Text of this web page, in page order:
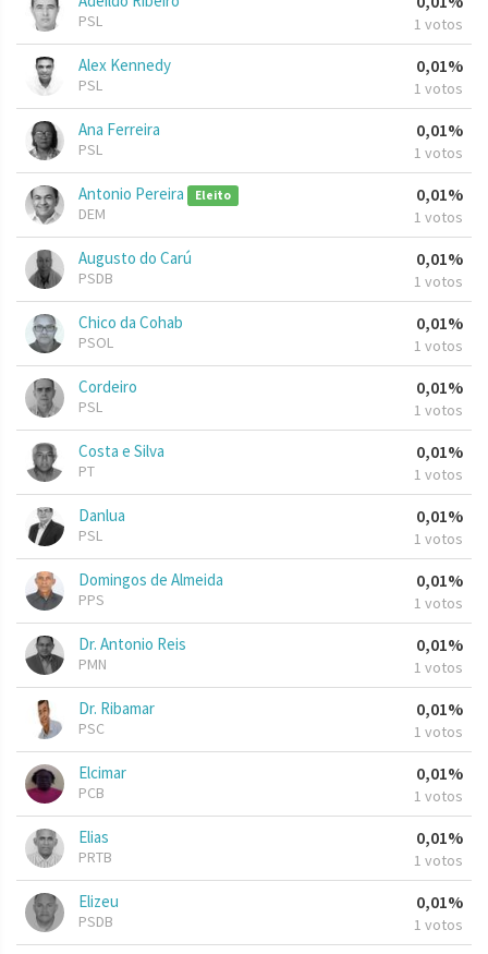
PSL 1 votos
Alex Kennedy
PSL
0,01%
1 votos
Ana Ferreira
PSL
0,01%
1 votos
Antonio Pereira Eleito
DEM
0,01%
1 votos
Augusto do Carú
PSDB
0,01%
1 votos
Chico da Cohab
PSOL
0,01%
1 votos
Cordeiro
PSL
0,01%
1 votos
Costa e Silva
PT
0,01%
1 votos
Danlua
PSL
0,01%
1 votos
Domingos de Almeida
PPS
0,01%
1 votos
Dr. Antonio Reis
PMN
0,01%
1 votos
Dr. Ribamar
PSC
0,01%
1 votos
Elcimar
PCB
0,01%
1 votos
Elias
PRTB
0,01%
1 votos
Elizeu
PSDB
0,01%
1 votos